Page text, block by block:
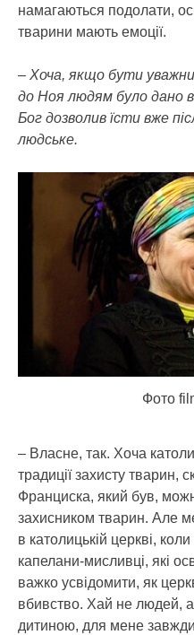
намагаються подолати,
тварини мають емоції.
– Хоча, якщо бути
до Ноя людям було дано
Бог дозволив їсти вже
людське.
Фото
– Власне, так. Хоча
традиції захисту тварин,
Франциска, який був,
захисником тварин. Але
в католицькій церкві,
капелани-мисливці, які
важко усвідомити, як
вбивство. Хай не людей,
дитиною, для мене